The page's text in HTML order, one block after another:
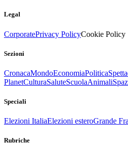
Legal
CorporatePrivacy PolicyCookie Policy
Sezioni
CronacaMondoEconomiaPolitica
PlanetCulturaSaluteScuolaAnimali
Speciali
Elezioni ItaliaElezioni esteroGrande
Rubriche